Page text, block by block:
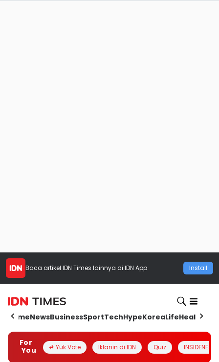
Baca artikel IDN Times lainnya di IDN App Install
HomeNewsBusinessSportTechHypeKoreaLifeHealth
For
You
# Yuk Vote Iklanin di IDN Quiz INSIDENESIA